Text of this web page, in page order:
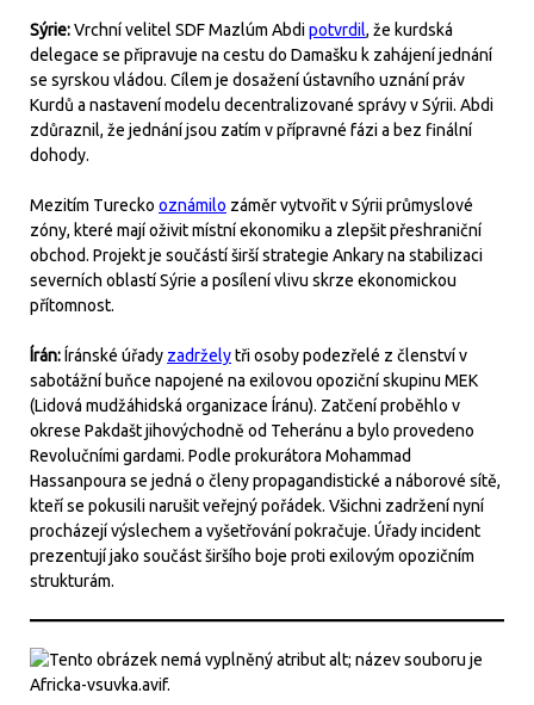
Sýrie:Vrchní velitel SDF Mazlúm Abdipotvrdil, že kurdská
delegace se připravuje na cestu do Damašku k zahájení jednání
se syrskou vládou. Cílem je dosažení ústavního uznání práv
Kurdů a nastavení modelu decentralizované správy v Sýrii. Abdi
zdůraznil, že jednání jsou zatím v přípravné fázi a bez finální
dohody.
Mezitím Turecko oznámilo záměr vytvořit v Sýrii průmyslové
zóny, které mají oživit místní ekonomiku a zlepšit přeshraniční
obchod. Projekt je součástí širší strategie Ankary na stabilizaci
severních oblastí Sýrie a posílení vlivu skrze ekonomickou
přítomnost.
Írán:Íránské úřady zadrželytři osoby podezřelé z členství v
sabotážní buňce napojené na exilovou opoziční skupinu MEK
(Lidová mudžáhidská organizace Íránu). Zatčení proběhlo v
okrese Pakdašt jihovýchodně od Teheránu a bylo provedeno
Revolučními gardami. Podle prokurátora Mohammad
Hassanpoura se jedná o členy propagandistické a náborové sítě,
kteří se pokusili narušit veřejný pořádek. Všichni zadržení nyní
procházejí výslechem a vyšetřování pokračuje. Úřady incident
prezentují jako součást širšího boje proti exilovým opozičním
strukturám.